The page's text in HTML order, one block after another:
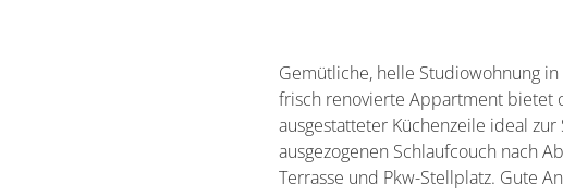
Gemütliche, helle Studiowohnung
frisch renovierte Appartment bietet
ausgestatteter Küchenzeile ideal
ausgezogenen Schlaufcouch nach
Terrasse und Pkw-Stellplatz. Gute